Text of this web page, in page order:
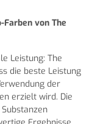
von The
Leistung: The
die beste Leistung
der
erzielt wird. Die